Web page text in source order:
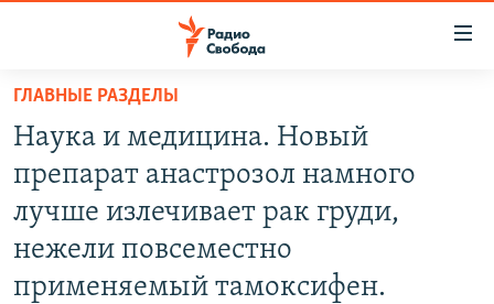
упрощенного
доступа
основному
содержанию
ПОДКАСТЫ
АВТОРСКИЕ ПРОЕКТЫ
МНЕНИЯ
ГЛАВНЫЕ РАЗДЕЛЫ
Наука и медицина. Новый
препарат анастрозол намного
лучше излечивает рак груди,
нежели повсеместно
применяемый тамоксифен.